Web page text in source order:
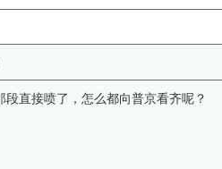
段直接喷了，怎么都向普京看齐呢？